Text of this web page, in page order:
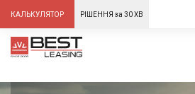
КАЛЬКУЛЯТОР РІШЕННЯ за 30 ХВ